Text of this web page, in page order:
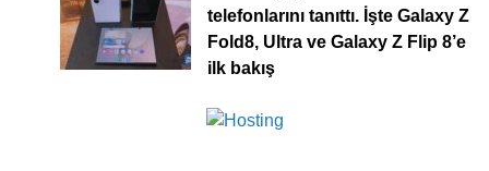
telefonlarını tanıttı. İşte Galaxy Z
Fold8, Ultra ve Galaxy Z Flip 8’e
ilk bakış